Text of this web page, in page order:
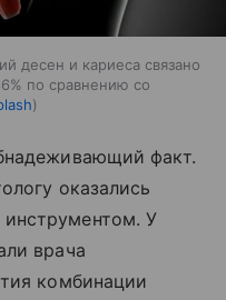
десен и кариеса связано
по сравнению со
факт.
оказались
У
врача
комбинации